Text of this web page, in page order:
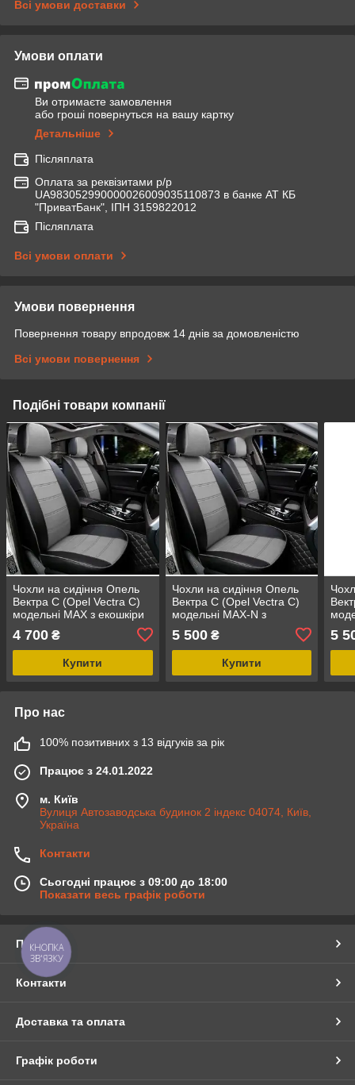
Всі умови доставки
Умови оплати
Ви отримаєте замовлення
або гроші повернуться на вашу картку
Детальніше
Післяплата
Оплата за реквізитами р/р
UA983052990000026009035110873 в банке АТ КБ
"ПриватБанк", ІПН 3159822012
Післяплата
Всі умови оплати
Умови повернення
Повернення товару впродовж 14 днів за домовленістю
Всі умови повернення
Подібні товари компанії
Чохли на сидіння Опель
Вектра С (Opel Vectra C)
модельні MAX з екошкіри
4 700 ₴
Купити
Чохли на сидіння Опель
Вектра С (Opel Vectra C)
модельні MAX-N з
графіт
5 500₴
Купити
5
Про нас
100% позитивних з 13 відгуків за рік
Працює з 24.01.2022
м. Київ
Вулиця Автозаводська будинок 2 індекс 04074, Київ,
Україна
Контакти
Сьогодні працює з 09:00 до 18:00
Показати весь графік роботи
Про нас
Контакти
Доставка та оплата
Графік роботи
КНОПКА
ЗВ'ЯЗКУ